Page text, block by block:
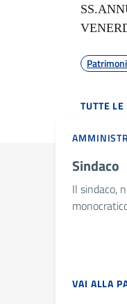
TUTTE
Sindaco
Il sindaco,
VAI ALLA